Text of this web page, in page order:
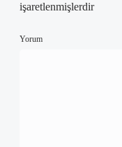
işaretlenmişlerdir
Yorum